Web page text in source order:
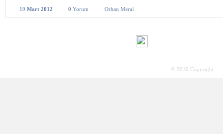
19 Mart 2012 0 Yorum Orhan Meral
© 2010 Copyright -